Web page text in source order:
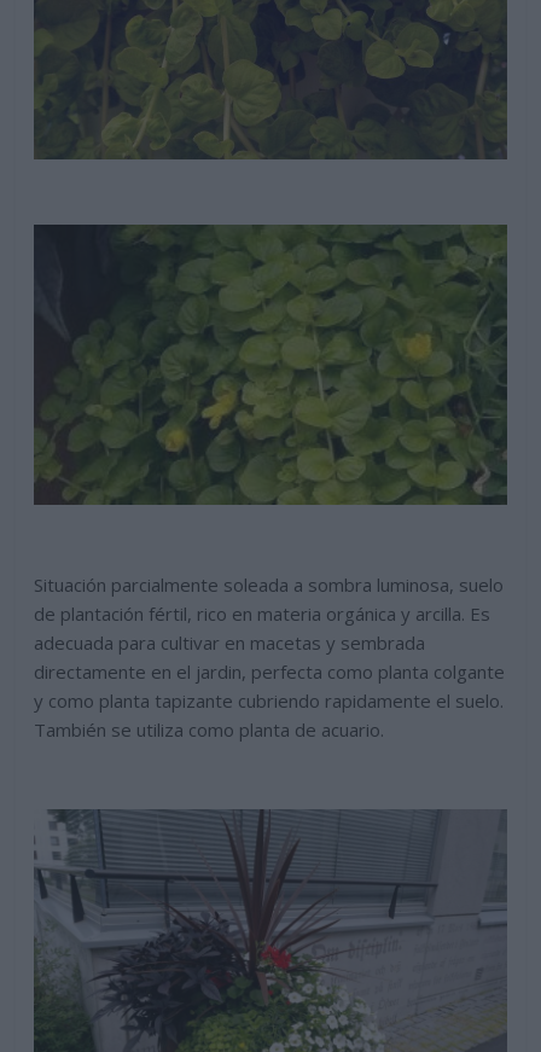
Situación parcialmente soleada a sombra luminosa, suelo
de plantación fértil, rico en materia orgánica y arcilla. Es
adecuada para cultivar en macetas y sembrada
directamente en el jardin, perfecta como planta colgante
y como planta tapizante cubriendo rapidamente el suelo.
También se utiliza como planta de acuario.